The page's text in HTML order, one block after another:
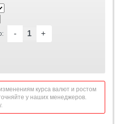
- +
курса валют и ростом
у наших менеджеров.